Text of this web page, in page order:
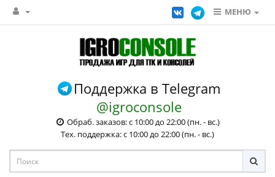
МЕНЮ
Поддержка в Telegram
@igroconsole
Обраб. заказов: с 10:00 до 22:00 (пн. - вс.)
Тех. поддержка: с 10:00 до 22:00 (пн. - вс.)